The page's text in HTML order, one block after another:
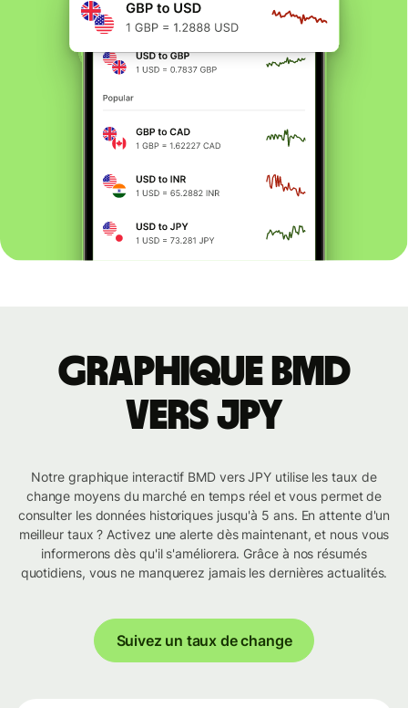
Graphique BMD
vers JPY
Notre graphique interactif BMD vers JPY utilise les taux de
change moyens du marché en temps réel et vous permet de
consulter les données historiques jusqu'à 5 ans. En attente d'un
meilleur taux ? Activez une alerte dès maintenant, et nous vous
informerons dès qu'il s'améliorera. Grâce à nos résumés
quotidiens, vous ne manquerez jamais les dernières actualités.
Suivez un taux de change